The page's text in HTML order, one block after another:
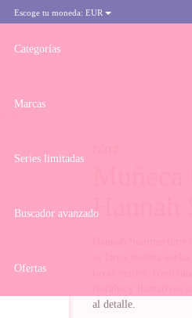
Escoge tu moneda: EUR
Categorías
Marcas
Series limitadas
Buscador avanzado
Ofertas
Hannah
al detalle.